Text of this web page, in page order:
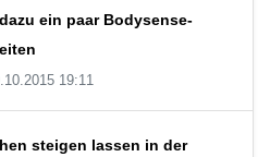
ein paar Bodysense-
19:11
steigen lassen in der